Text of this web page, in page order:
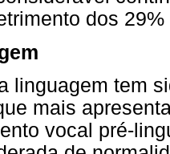
dos
linguagem tem
mais
vocal pré-